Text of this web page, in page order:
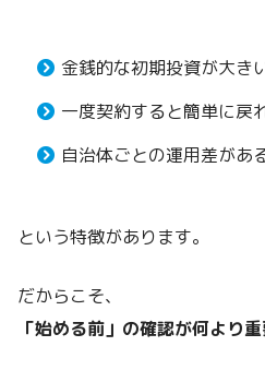
金銭的な初期投資が大き
一度契約すると簡単に戻
自治体ごとの運用差があ
という特徴があります。
だからこそ、
「始める前」の確認が何より